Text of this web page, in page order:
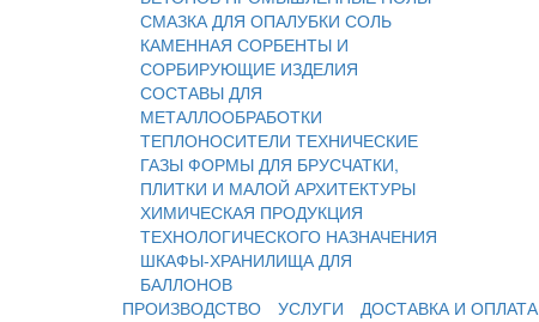
СМАЗКА ДЛЯ ОПАЛУБКИ СОЛЬ
КАМЕННАЯ СОРБЕНТЫ И
СОРБИРУЮЩИЕ ИЗДЕЛИЯ
СОСТАВЫ ДЛЯ
МЕТАЛЛООБРАБОТКИ
ТЕПЛОНОСИТЕЛИ ТЕХНИЧЕСКИЕ
ГАЗЫ ФОРМЫ ДЛЯ БРУСЧАТКИ,
ПЛИТКИ И МАЛОЙ АРХИТЕКТУРЫ
ХИМИЧЕСКАЯ ПРОДУКЦИЯ
ТЕХНОЛОГИЧЕСКОГО НАЗНАЧЕНИЯ
ШКАФЫ-ХРАНИЛИЩА ДЛЯ
БАЛЛОНОВ
ПРОИЗВОДСТВО УСЛУГИ ДОСТАВКА И ОПЛАТА